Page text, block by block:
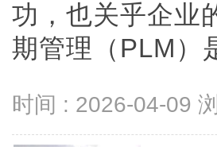
功，也关乎企业
期管理（PLM）
时间 : 2026-04-09